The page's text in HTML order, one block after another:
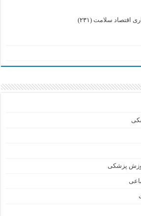
اقتصاد سلامت (۲۳۱)
پزشکی